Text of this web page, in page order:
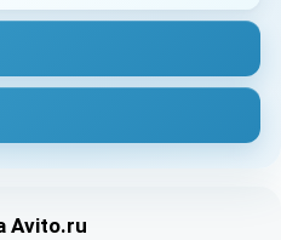
Avito.ru